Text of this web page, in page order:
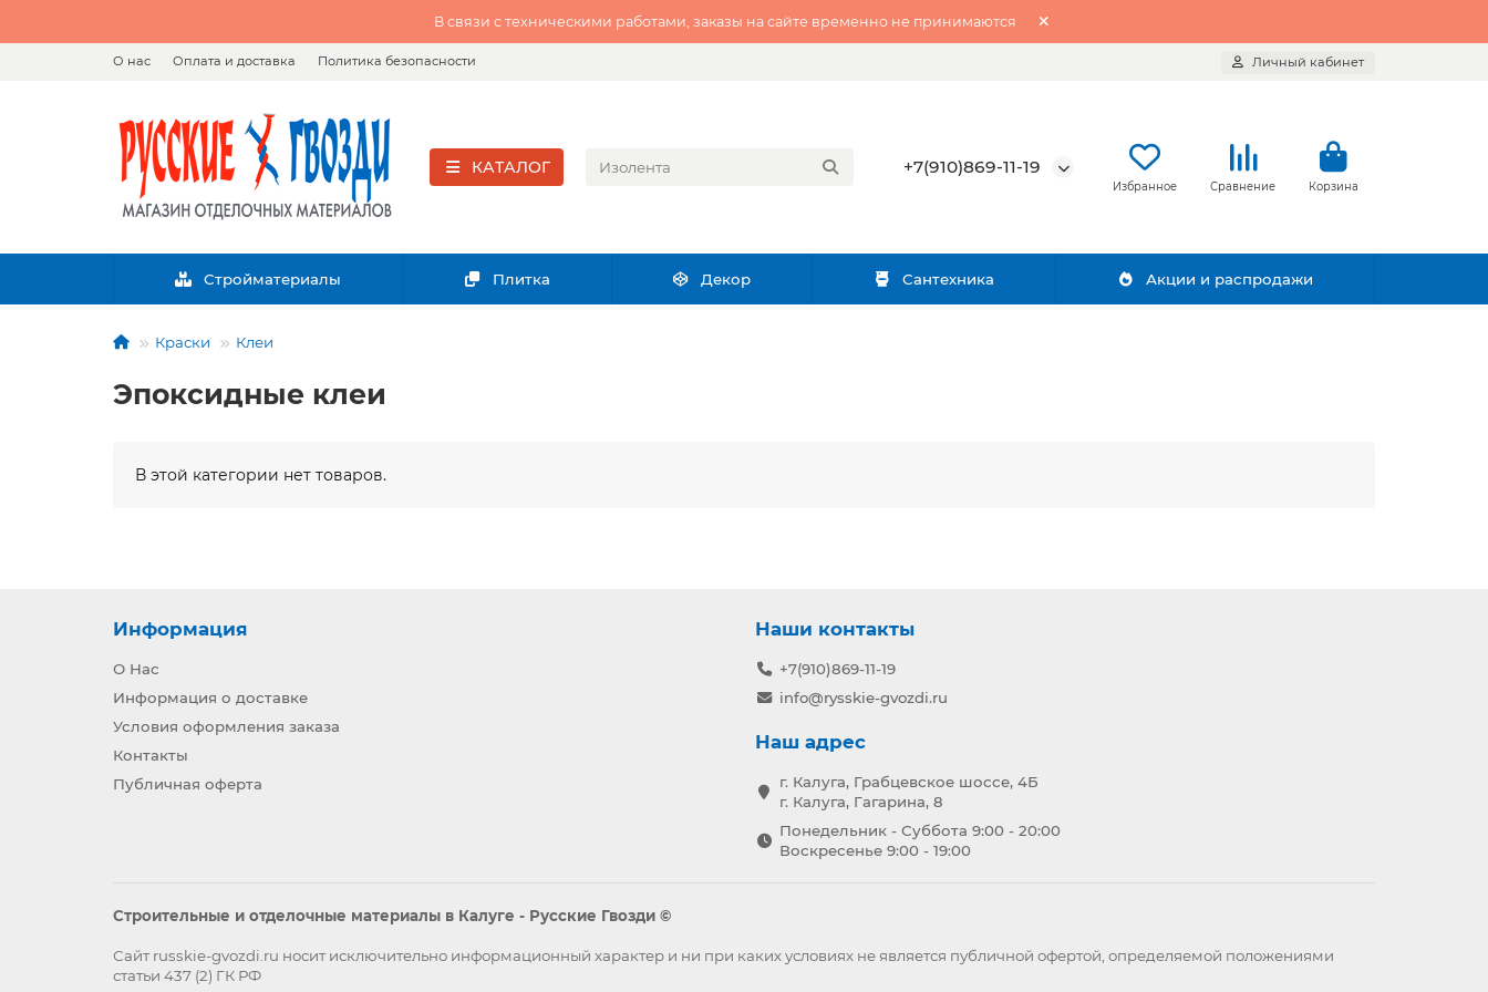
В связи с техническими работами, заказы на сайте временно не принимаются
О нас Оплата и доставка Политика безопасности Личный кабинет
КАТАЛОГ +7(910)869-11-19
Избранное Сравнение Корзина
Стройматериалы Плитка Декор Сантехника Акции и распродажи
Краски Клеи
Эпоксидные клеи
В этой категории нет товаров.
Информация
О Нас
Информация о доставке
Условия оформления заказа
Контакты
Публичная оферта
Наши контакты
+7(910)869-11-19
info@rysskie-gvozdi.ru
Наш адрес
г. Калуга, Грабцевское шоссе, 4Б
г. Калуга, Гагарина, 8
Понедельник - Суббота 9:00 - 20:00
Воскресенье 9:00 - 19:00
Строительные и отделочные материалы в Калуге - Русские Гвозди ©
Сайт russkie-gvozdi.ru носит исключительно информационный характер и ни при каких условиях не является публичной офертой, определяемой положениями
статьи 437 (2) ГК РФ